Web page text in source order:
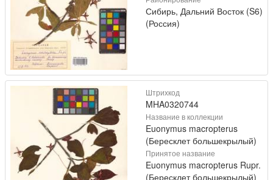
Сибирь, Дальний Восток (S6)
(Россия)
Штрихкод
MHA0320744
Название в коллекции
Euonymus macropterus
(Бересклет большекрылый)
Принятое название
Euonymus macropterus Rupr.
(Бересклет большекрылый)